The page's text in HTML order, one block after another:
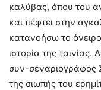
καλύβας, όπου του
και πέφτει στην
κατανοήσω το
ιστορία της
συν-σεναριογράφος
της σιωπής του